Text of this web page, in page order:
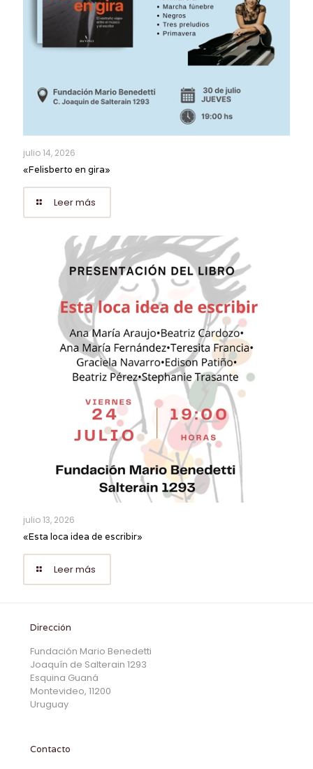
julio 14, 2026
«Felisberto en gira»
Leer más
julio 13, 2026
«Esta loca idea de escribir»
Leer más
Dirección
Fundación Mario Benedetti
Joaquín de Salterain 1293
Esquina Guaná
Montevideo, 11200
Uruguay
Contacto